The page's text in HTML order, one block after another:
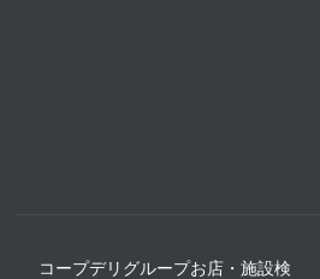
コープデリグループお店・施設検